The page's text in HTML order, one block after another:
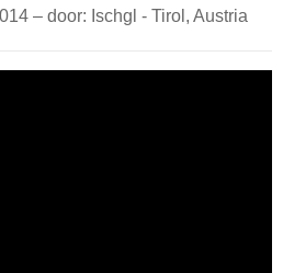
– door: Ischgl - Tirol, Austria